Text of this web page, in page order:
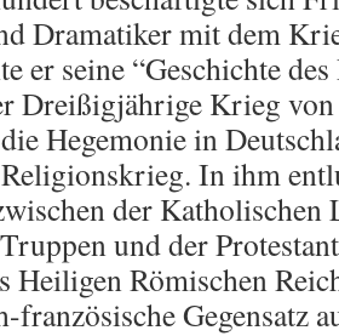
Dramatiker mit dem
er seine “Geschichte
Dreißigjährige Krieg
Hegemonie in
In ihm
der Katholischen
und der
Heiligen Römischen
französische Gegensatz